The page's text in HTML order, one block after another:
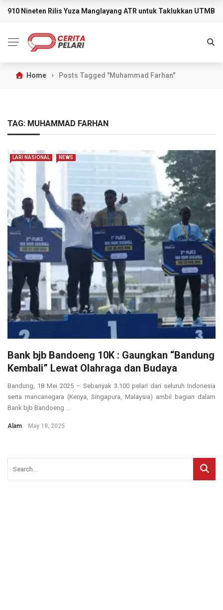
BREAKING NEWS
910 Nineten Rilis Yuza Manglayang ATR untuk Taklukkan UTMB
Home › Posts Tagged "Muhammad Farhan"
TAG: MUHAMMAD FARHAN
LARI NASIONAL NEWS
Bank bjb Bandoeng 10K : Gaungkan “Bandung
Kembali” Lewat Olahraga dan Budaya
Bandung, 18 Mei 2025 – Sebanyak 3.100 pelari dari seluruh Indonesia
serta mancanegara (Kenya, Singapura, Malaysia) ambil bagian dalam
Bank bjb Bandoeng ...
Alam May 18, 2025